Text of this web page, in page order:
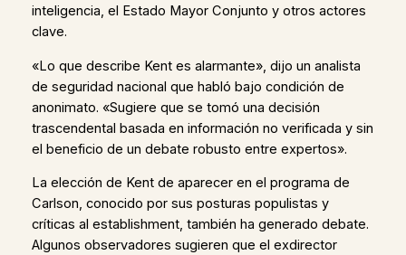
inteligencia, el Estado Mayor Conjunto y otros actores
clave.
«Lo que describe Kent es alarmante», dijo un analista
de seguridad nacional que habló bajo condición de
anonimato. «Sugiere que se tomó una decisión
trascendental basada en información no verificada y sin
el beneficio de un debate robusto entre expertos».
La elección de Kent de aparecer en el programa de
Carlson, conocido por sus posturas populistas y
críticas al establishment, también ha generado debate.
Algunos observadores sugieren que el exdirector